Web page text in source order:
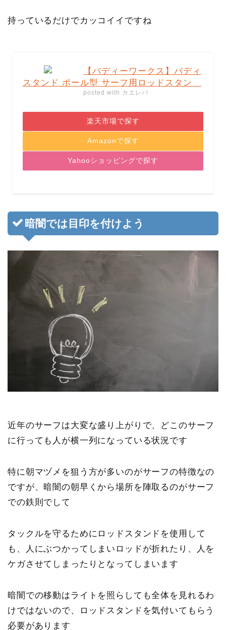
持っているだけでカッコイイですね
【バディーワークス】バディ
スタンド ポール型 サーフ用ロッドスタン
posted with カエレバ
楽天市場で探す
Amazonで探す
Yahooショッピングで探す
暗闇では目印を付けよう
近年のサーフは大変な盛り上がりで、どこのサーフ
に行っても人が横一列になっている状況です
特に朝マヅメを狙う方が多いのがサーフの特徴なの
ですが、暗闇の朝早くから場所を陣取るのがサーフ
での鉄則でして
タックルを守るためにロッドスタンドを使用して
も、人にぶつかってしまいロッドが折れたり、人を
ケガさせてしまったりとなってしまいます
暗闇での移動はライトを照らしても全体を見れるわ
けではないので、ロッドスタンドを気付いてもらう
必要があります